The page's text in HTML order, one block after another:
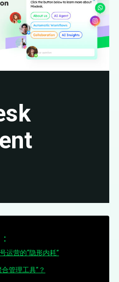
运营的“隐形内耗”
管理工具”？